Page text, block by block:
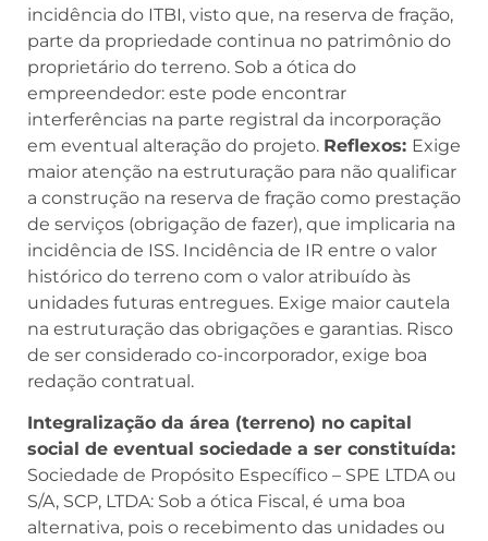
incidência do ITBI, visto que, na reserva de fração,
parte da propriedade continua no patrimônio do
proprietário do terreno. Sob a ótica do
empreendedor: este pode encontrar
interferências na parte registral da incorporação
em eventual alteração do projeto. Reflexos: Exige
maior atenção na estruturação para não qualificar
a construção na reserva de fração como prestação
de serviços (obrigação de fazer), que implicaria na
incidência de ISS. Incidência de IR entre o valor
histórico do terreno com o valor atribuído às
unidades futuras entregues. Exige maior cautela
na estruturação das obrigações e garantias. Risco
de ser considerado co-incorporador, exige boa
redação contratual.
Integralização da área (terreno) no capital
social de eventual sociedade a ser constituída:
Sociedade de Propósito Específico – SPE LTDA ou
S/A, SCP, LTDA: Sob a ótica Fiscal, é uma boa
alternativa, pois o recebimento das unidades ou